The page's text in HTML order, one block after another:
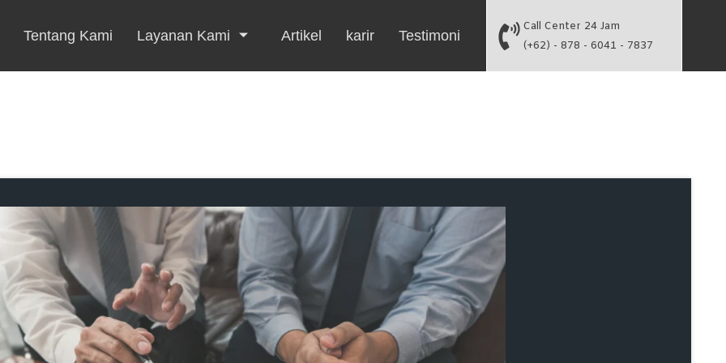
Tentang Kami Layanan Kami Artikel karir Testimoni
Call Center 24 Jam
(+62) - 878 - 6041 - 7837